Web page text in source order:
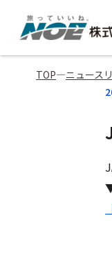
TOP―ニュース